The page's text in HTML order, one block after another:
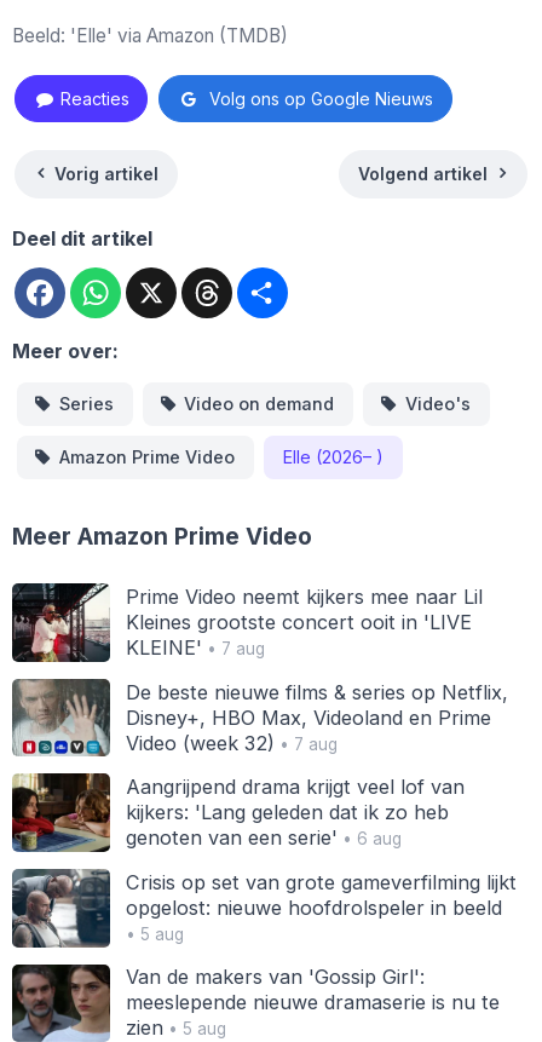
Beeld: 'Elle' via Amazon (TMDB)
Reacties Volg ons op Google Nieuws
Vorig artikel Volgend artikel
Deel dit artikel
FacebookWhatsApp
X Threads
Meer over:
Series Video on demand Video's
Amazon Prime Video Elle (2026– )
Meer Amazon Prime Video
Prime Video neemt kijkers mee naar Lil
Kleines grootste concert ooit in 'LIVE
KLEINE' • 7 aug
De beste nieuwe films & series op Netflix,
Disney+, HBO Max, Videoland en Prime
Video (week 32) • 7 aug
Aangrijpend drama krijgt veel lof van
kijkers: 'Lang geleden dat ik zo heb
genoten van een serie' • 6 aug
Crisis op set van grote gameverfilming lijkt
opgelost: nieuwe hoofdrolspeler in beeld
• 5 aug
Van de makers van 'Gossip Girl':
meeslepende nieuwe dramaserie is nu te
zien• 5 aug